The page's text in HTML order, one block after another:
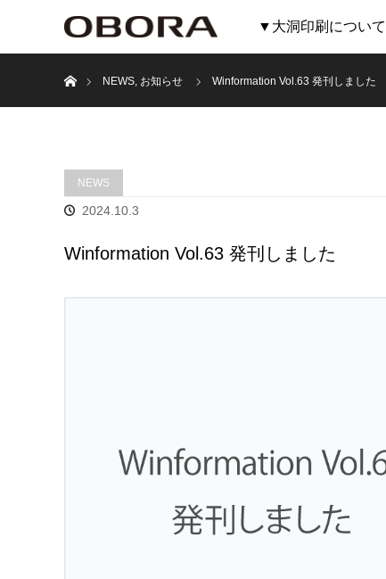
▼大洞印刷について
NEWS, お知らせ Winformation Vol.63 発刊しました
NEWS
2024.10.3
Winformation Vol.63 発刊しました